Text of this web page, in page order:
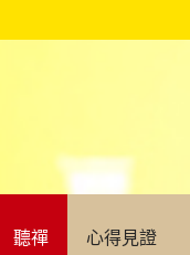
聽禪 心得見證